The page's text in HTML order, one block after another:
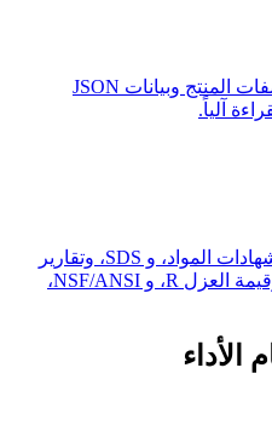
تقدم جداول HTML العامة ومواصفات المنتج وبيانات JSON
يمكن للمواصفين المؤهلين طلب شهادات المواد، و SDS، وتقارير
الرياح، والأشعة فوق البنفسجية، وقيمة العزل R، و NSF/ANSI،